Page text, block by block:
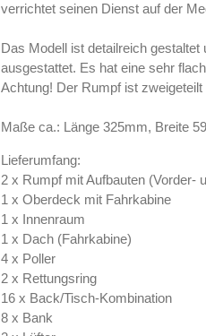
verrichtet seinen Dienst auf der
Das Modell ist detailreich
ausgestattet. Es hat eine sehr
Achtung! Der Rumpf ist
Maße ca.: Länge 325mm, Breite
Lieferumfang:
2 x Rumpf mit Aufbauten (Vorder-
1 x Oberdeck mit Fahrkabine
1 x Innenraum
1 x Dach (Fahrkabine)
4 x Poller
2 x Rettungsring
16 x Back/Tisch-Kombination
8 x Bank